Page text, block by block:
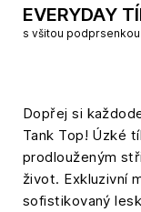
EVERYDAY
s všitou
Dopřej si
Tank Top! Úzké
prodlouženým
život. Exkluzivní
sofistikovaný